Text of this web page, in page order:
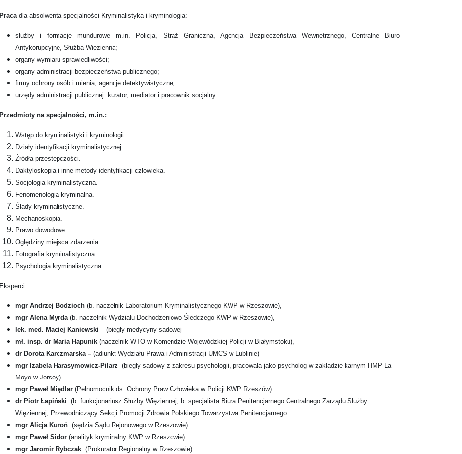
Praca dla absolwenta specjalności Kryminalistyka i kryminologia:
służby i formacje mundurowe m.in. Policja, Straż Graniczna, Agencja Bezpieczeństwa Wewnętrznego, Centralne Biuro
Antykorupcyjne, Służba Więzienna;
organy wymiaru sprawiedliwości;
organy administracji bezpieczeństwa publicznego;
firmy ochrony osób i mienia, agencje detektywistyczne;
urzędy administracji publicznej: kurator, mediator i pracownik socjalny.
Przedmioty na specjalności, m.in.:
Wstęp do kryminalistyki i kryminologii.
Działy identyfikacji kryminalistycznej.
Źródła przestępczości.
Daktyloskopia i inne metody identyfikacji człowieka.
Socjologia kryminalistyczna.
Fenomenologia kryminalna.
Ślady kryminalistyczne.
Mechanoskopia.
Prawo dowodowe.
Oględziny miejsca zdarzenia.
Fotografia kryminalistyczna.
Psychologia kryminalistyczna.
Eksperci:
mgr Andrzej Bodzioch (b. naczelnik Laboratorium Kryminalistycznego KWP w Rzeszowie),
mgr Alena Myrda(b. naczelnik Wydziału Dochodzeniowo-Śledczego KWP w Rzeszowie),
lek. med. Maciej Kaniewski – (biegły medycyny sądowej
mł. insp. dr Maria Hapunik (naczelnik WTO w Komendzie Wojewódzkiej Policji w Białymstoku),
dr Dorota Karczmarska – (adiunkt Wydziału Prawa i Administracji UMCS w Lublinie)
mgr Izabela Harasymowicz-Pilarz (biegły sądowy z zakresu psychologii, pracowała jako psycholog w zakładzie karnym HMP La
Moye w Jersey)
mgr Paweł Międlar (Pełnomocnik ds. Ochrony Praw Człowieka w Policji KWP Rzeszów)
dr Piotr Łapiński (b. funkcjonariusz Służby Więziennej, b. specjalista Biura Penitencjarnego Centralnego Zarządu Służby
Więziennej, Przewodniczący Sekcji Promocji Zdrowia Polskiego Towarzystwa Penitencjarnego
mgr Alicja Kuroń (sędzia Sądu Rejonowego w Rzeszowie)
mgr Paweł Sidor (analityk kryminalny KWP w Rzeszowie)
mgr Jaromir Rybczak (Prokurator Regionalny w Rzeszowie)